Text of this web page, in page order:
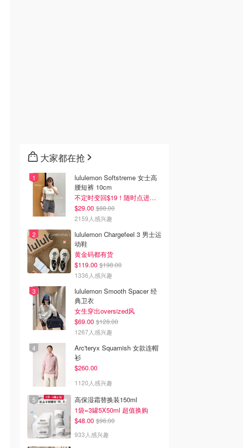
大家都在抢
lululemon Softstreme 女士高
腰短裤 10cm
不定时变回$19！随时点进来看
$29.00 $88.00
2159人感兴趣
lululemon Chargefeel 3 男士运
动鞋
黄金码都有货
$119.00 $198.00
1336人感兴趣
lululemon Smooth Spacer 经
典卫衣
女生穿出oversized风
$69.00 $128.00
1267人感兴趣
Arc'teryx Squamish 女款连帽
衫
$260.00
1120人感兴趣
高保湿霜替换装150ml
1袋=3罐5X50ml 超值换购
$48.00 $96.00
933人感兴趣